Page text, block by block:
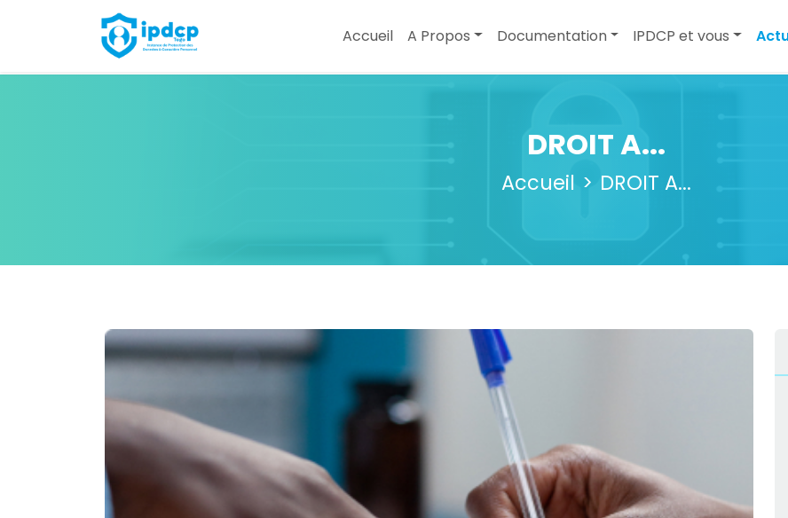
IPDCP Accueil A Propos Documentation IPDCP et vous
DROIT A...
Accueil DROIT A...